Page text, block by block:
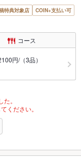
特典対象店
COIN+支払い可
コース
円/（3品）
。
ください。